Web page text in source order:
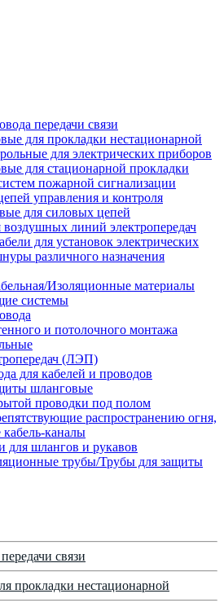
передачи связи
для прокладки нестационарной
для электрических приборов
для стационарной прокладки
пожарной сигнализации
управления и контроля
для силовых цепей
воздушных линий электропередач
для установок электрических
различного назначения
Изоляционные материалы
системы
и потолочного монтажа
(ЛЭП)
для кабелей и проводов
шланговые
проводки под полом
распространению огня,
кабель-каналы
для шлангов и рукавов
трубы/Трубы для защиты
связи
прокладки нестационарной